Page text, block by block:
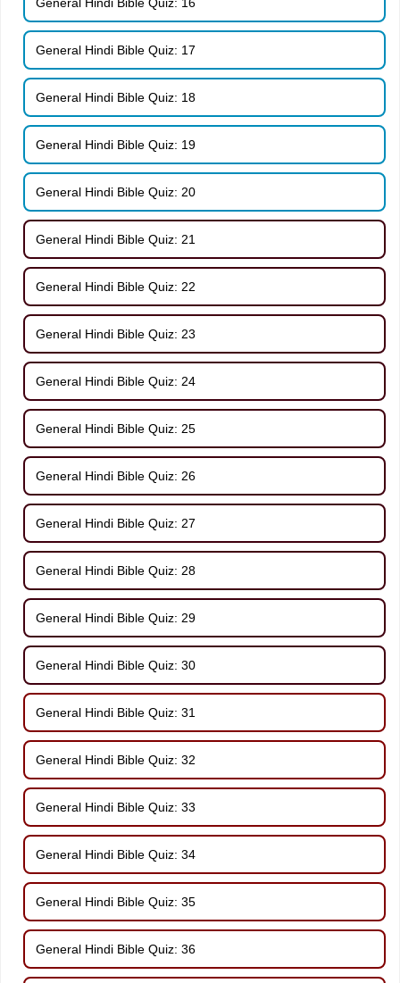
General Hindi Bible Quiz: 16
General Hindi Bible Quiz: 17
General Hindi Bible Quiz: 18
General Hindi Bible Quiz: 19
General Hindi Bible Quiz: 20
General Hindi Bible Quiz: 21
General Hindi Bible Quiz: 22
General Hindi Bible Quiz: 23
General Hindi Bible Quiz: 24
General Hindi Bible Quiz: 25
General Hindi Bible Quiz: 26
General Hindi Bible Quiz: 27
General Hindi Bible Quiz: 28
General Hindi Bible Quiz: 29
General Hindi Bible Quiz: 30
General Hindi Bible Quiz: 31
General Hindi Bible Quiz: 32
General Hindi Bible Quiz: 33
General Hindi Bible Quiz: 34
General Hindi Bible Quiz: 35
General Hindi Bible Quiz: 36